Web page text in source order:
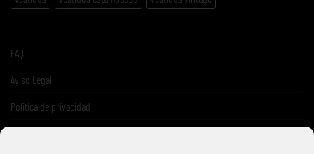
FAQ
Aviso Legal
Politica de privacidad